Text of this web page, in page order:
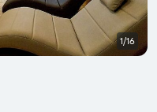
1/16